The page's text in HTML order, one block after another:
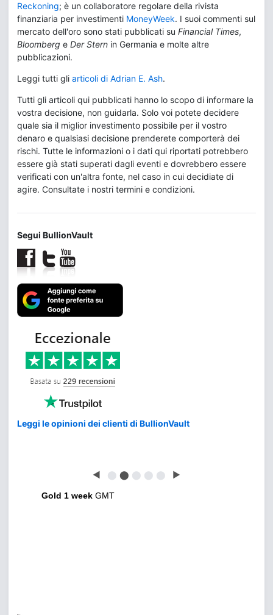
Reckoning; è un collaboratore regolare della rivista
finanziaria per investimenti MoneyWeek. I suoi commenti sul
mercato dell'oro sono stati pubblicati su Financial Times,
Bloomberg e Der Stern in Germania e molte altre
pubblicazioni.
Leggi tutti gli articoli di Adrian E. Ash.
Tutti gli articoli qui pubblicati hanno lo scopo di informare la
vostra decisione, non guidarla. Solo voi potete decidere
quale sia il miglior investimento possibile per il vostro
denaro e qualsiasi decisione prenderete comporterà dei
rischi. Tutte le informazioni o i dati qui riportati potrebbero
essere già stati superati dagli eventi e dovrebbero essere
verificati con un'altra fonte, nel caso in cui decidiate di
agire. Consultate i nostri termini e condizioni.
Segui BullionVault
Leggi le opinioni dei clienti di BullionVault
◀ ⬤ ⬤ ⬤ ⬤ ⬤ ▶
Gold 1 week GMT